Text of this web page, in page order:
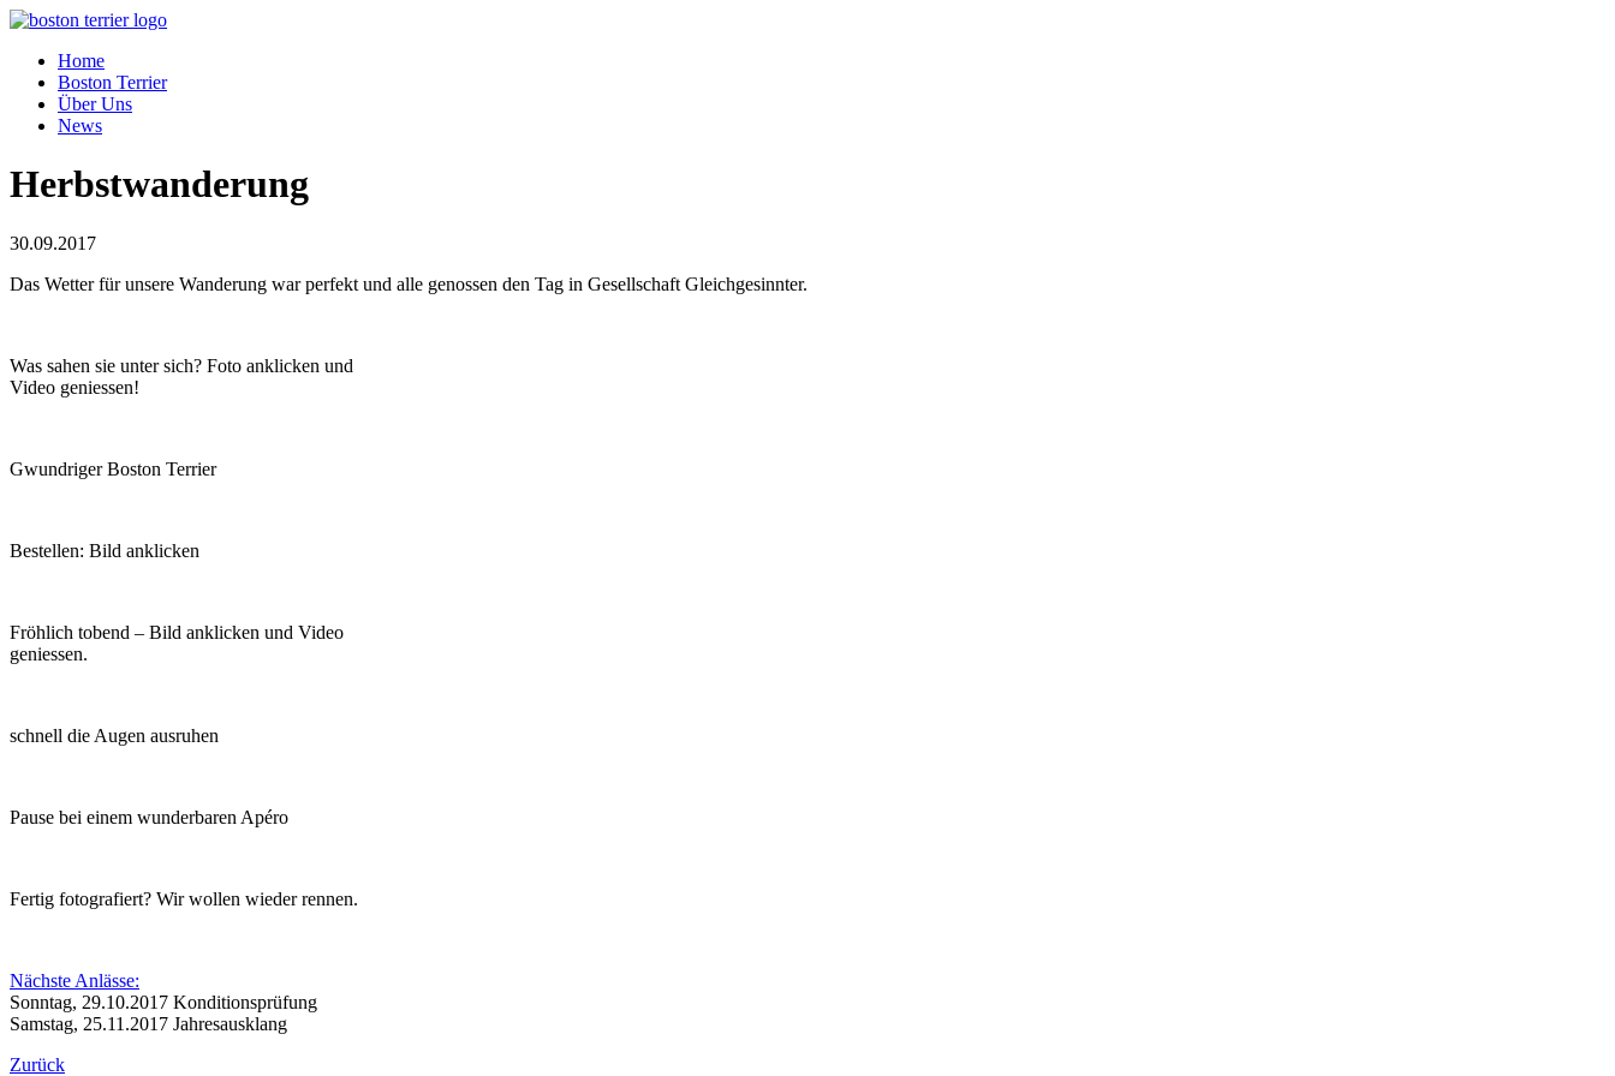
Home
Boston Terrier
Über Uns
News
Herbstwanderung
30.09.2017
Das Wetter für unsere Wanderung war perfekt und alle genossen den Tag in Gesellschaft Gleichgesinnter.
Was sahen sie unter sich? Foto anklicken und
Video geniessen!
Gwundriger Boston Terrier
Bestellen: Bild anklicken
Fröhlich tobend – Bild anklicken und Video
geniessen.
schnell die Augen ausruhen
Pause bei einem wunderbaren Apéro
Fertig fotografiert? Wir wollen wieder rennen.
Nächste Anlässe:
Sonntag, 29.10.2017 Konditionsprüfung
Samstag, 25.11.2017 Jahresausklang
Zurück